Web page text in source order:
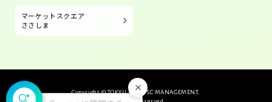
閉じる
マーケットスクエア
ささしま
Copyright © TOKYU LAND SC MANAGEMENT.